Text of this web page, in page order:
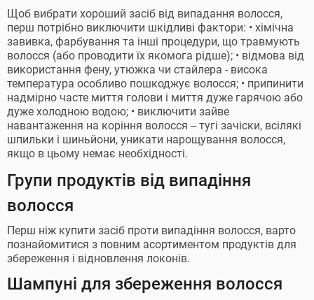
Щоб вибрати хороший засіб від випадання волосся,
перш потрібно виключити шкідливі фактори: • хімічна
завивка, фарбування та інші процедури, що травмують
волосся (або проводити їх якомога рідше); • відмова від
використання фену, утюжка чи стайлера - висока
температура особливо пошкоджує волосся; • припинити
надмірно часте миття голови і миття дуже гарячою або
дуже холодною водою; • виключити зайве
навантаження на коріння волосся -- тугі зачіски, всілякі
шпильки і шиньйони, уникати нарощування волосся,
якщо в цьому немає необхідності.
Групи продуктів від випадіння
волосся
Перш ніж купити засіб проти випадіння волосся, варто
познайомитися з повним асортиментом продуктів для
збереження і відновлення локонів.
Шампуні для збереження волосся